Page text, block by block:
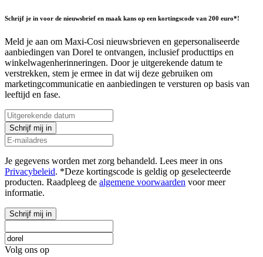
Schrijf je in voor de nieuwsbrief en maak kans op een kortingscode van 200 euro*!
Meld je aan om Maxi-Cosi nieuwsbrieven en gepersonaliseerde
aanbiedingen van Dorel te ontvangen, inclusief producttips en
winkelwagenherinneringen. Door je uitgerekende datum te
verstrekken, stem je ermee in dat wij deze gebruiken om
marketingcommunicatie en aanbiedingen te versturen op basis van
leeftijd en fase.
Schrijf mij in
Je gegevens worden met zorg behandeld. Lees meer in ons
Privacybeleid. *Deze kortingscode is geldig op geselecteerde
producten. Raadpleeg de algemene voorwaarden voor meer
informatie.
Schrijf mij in
Volg ons op